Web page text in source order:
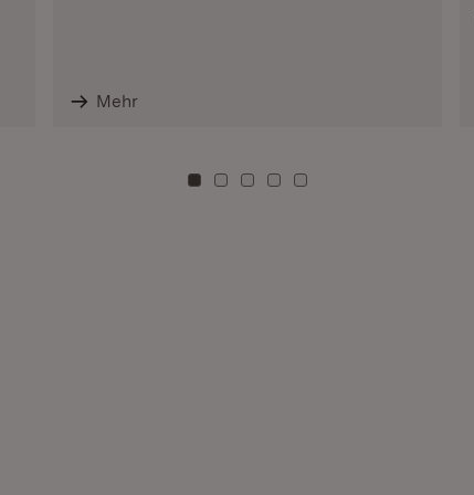
Mehr
Zu Kachel: 0
Zu Kachel: 3
Zu Kachel: 6
Zu Kachel: 9
Zu Kachel: 12